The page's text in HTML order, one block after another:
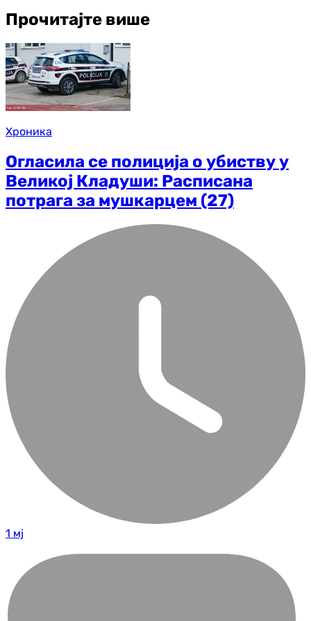
Прочитајте више
Хроника
Огласила се полиција о убиству у
Великој Кладуши: Расписана
потрага за мушкарцем (27)
1 мј